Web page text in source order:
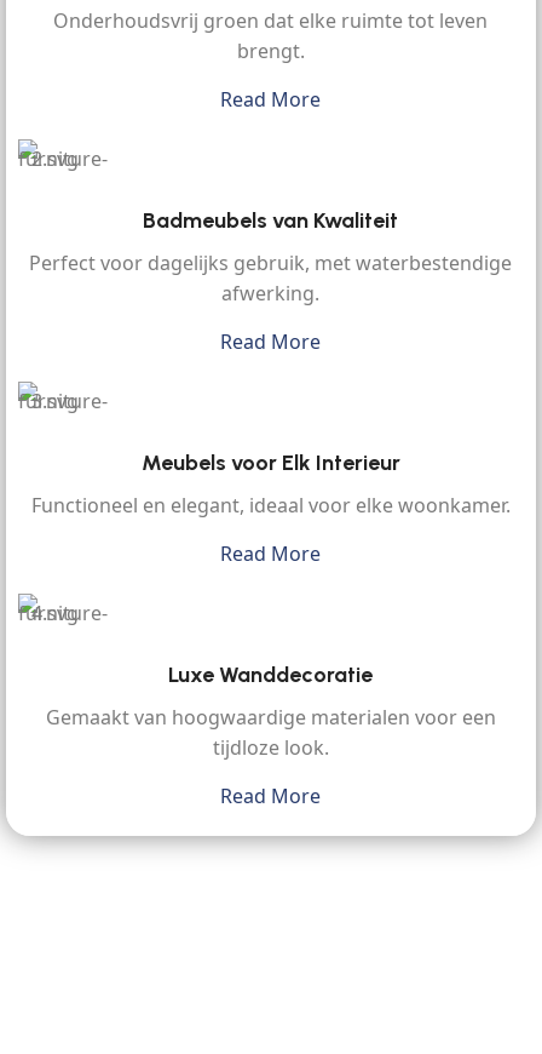
Onderhoudsvrij groen dat elke ruimte tot leven
brengt.
Read More
Badmeubels van Kwaliteit
Perfect voor dagelijks gebruik, met waterbestendige
afwerking.
Read More
Meubels voor Elk Interieur
Functioneel en elegant, ideaal voor elke woonkamer.
Read More
Luxe Wanddecoratie
Gemaakt van hoogwaardige materialen voor een
tijdloze look.
Read More